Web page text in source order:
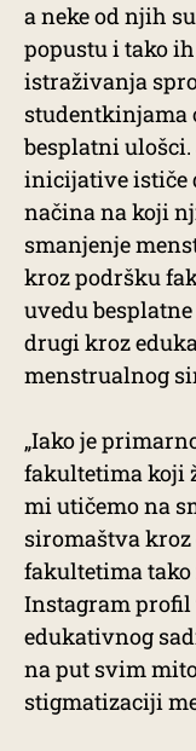
a neke od njih
popustu i tako
istraživanja
studentkinjama
besplatni
inicijative ističe
načina na koji
smanjenje
kroz podršku
uvedu
drugi kroz
menstrualnog
„Iako je
fakultetima koji
mi utičemo na
siromaštva
fakultetima
Instagram profil
edukativnog
na put svim
stigmatizaciji